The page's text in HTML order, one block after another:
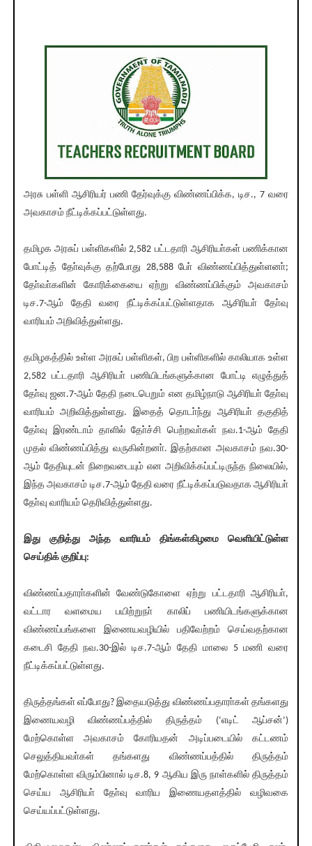
அரசு பள்ளி ஆசிரியர் பணி தேர்வுக்கு விண்ணப்பிக்க, டிச., 7 வரை
அவகாசம் நீட்டிக்கப்பட்டுள்ளது.
தமிழக அரசுப் பள்ளிகளில் 2,582 பட்டதாரி ஆசிரியா்கள் பணிக்கான
போட்டித் தோ்வுக்கு தற்போது 28,588 போ் விண்ணப்பித்துள்ளனா்;
தோ்வா்களின் கோரிக்கையை ஏற்று விண்ணப்பிக்கும் அவகாசம்
டிச.7-ஆம் தேதி வரை நீட்டிக்கப்பட்டுள்ளதாக ஆசிரியா் தோ்வு
வாரியம் அறிவித்துள்ளது.
தமிழகத்தில் உள்ள அரசுப் பள்ளிகள், பிற பள்ளிகளில் காலியாக உள்ள
2,582 பட்டதாரி ஆசிரியா் பணியிடங்களுக்கான போட்டி எழுத்துத்
தோ்வு ஜன.7-ஆம் தேதி நடைபெறும் என தமிழ்நாடு ஆசிரியா் தோ்வு
வாரியம் அறிவித்துள்ளது. இதைத் தொடா்ந்து ஆசிரியா் தகுதித்
தோ்வு இரண்டாம் தாளில் தோ்ச்சி பெற்றவா்கள் நவ.1-ஆம் தேதி
முதல் விண்ணப்பித்து வருகின்றனா். இதற்கான அவகாசம் நவ.30-
ஆம் தேதியுடன் நிறைவடையும் என அறிவிக்கப்பட்டிருந்த நிலையில்,
இந்த அவகாசம் டிச.7-ஆம் தேதி வரை நீட்டிக்கப்படுவதாக ஆசிரியா்
தோ்வு வாரியம் தெரிவித்துள்ளது.
இது குறித்து அந்த வாரியம் திங்கள்கிழமை வெளியிட்டுள்ள
செய்திக் குறிப்பு:
விண்ணப்பதாரா்களின் வேண்டுகோளை ஏற்று பட்டதாரி ஆசிரியா்,
வட்டார வளமைய பயிற்றுநா் காலிப் பணியிடங்களுக்கான
விண்ணப்பங்களை இணையவழியில் பதிவேற்றம் செய்வதற்கான
கடைசி தேதி நவ.30-இல் டிச.7-ஆம் தேதி மாலை 5 மணி வரை
நீட்டிக்கப்பட்டுள்ளது.
திருத்தங்கள் எப்போது? இதையடுத்து விண்ணப்பதாரா்கள் தங்களது
இணையவழி விண்ணப்பத்தில் திருத்தம் (‘எடிட் ஆப்சன்’)
மேற்கொள்ள அவகாசம் கோரியதன் அடிப்படையில் கட்டணம்
செலுத்தியவா்கள் தங்களது விண்ணப்பத்தில் திருத்தம்
மேற்கொள்ள விரும்பினால் டிச.8, 9 ஆகிய இரு நாள்களில் திருத்தம்
செய்ய ஆசிரியா் தோ்வு வாரிய இணையதளத்தில் வழிவகை
செய்யப்பட்டுள்ளது.